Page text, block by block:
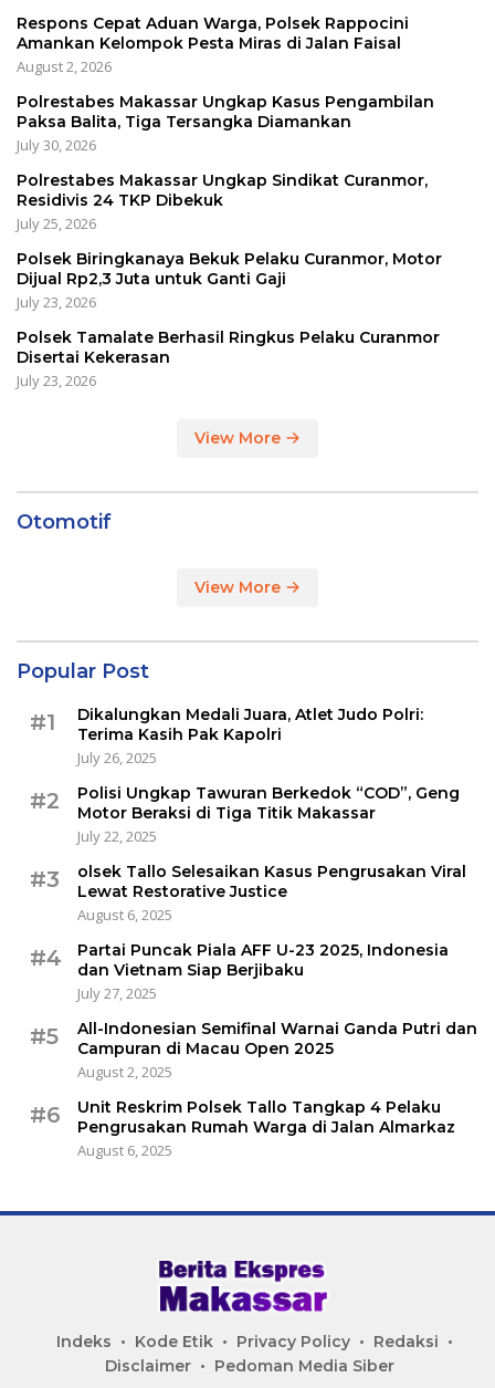
Respons Cepat Aduan Warga, Polsek Rappocini
Amankan Kelompok Pesta Miras di Jalan Faisal
August 2, 2026
Polrestabes Makassar Ungkap Kasus Pengambilan
Paksa Balita, Tiga Tersangka Diamankan
July 30, 2026
Polrestabes Makassar Ungkap Sindikat Curanmor,
Residivis 24 TKP Dibekuk
July 25, 2026
Polsek Biringkanaya Bekuk Pelaku Curanmor, Motor
Dijual Rp2,3 Juta untuk Ganti Gaji
July 23, 2026
Polsek Tamalate Berhasil Ringkus Pelaku Curanmor
Disertai Kekerasan
July 23, 2026
View More
Otomotif
View More
Popular Post
#1
Dikalungkan Medali Juara, Atlet Judo Polri:
Terima Kasih Pak Kapolri
July 26, 2025
#2
Polisi Ungkap Tawuran Berkedok “COD”, Geng
Motor Beraksi di Tiga Titik Makassar
July 22, 2025
#3
olsek Tallo Selesaikan Kasus Pengrusakan Viral
Lewat Restorative Justice
August 6, 2025
#4
Partai Puncak Piala AFF U-23 2025, Indonesia
dan Vietnam Siap Berjibaku
July 27, 2025
#5
All-Indonesian Semifinal Warnai Ganda Putri dan
Campuran di Macau Open 2025
August 2, 2025
#6
Unit Reskrim Polsek Tallo Tangkap 4 Pelaku
Pengrusakan Rumah Warga di Jalan Almarkaz
August 6, 2025
Indeks Kode Etik Privacy Policy
Redaksi
Disclaimer
Pedoman Media Siber